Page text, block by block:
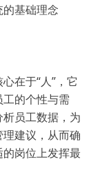
基础理念
在于“人”，它
的个性与需
员工数据，为
建议，从而确
岗位上发挥最